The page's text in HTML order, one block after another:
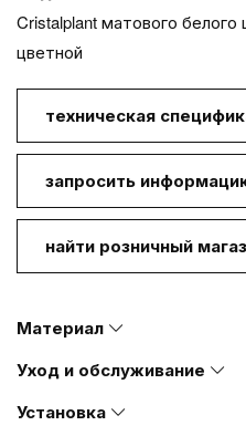
Cristalplant матового белого
цветной
техническая
запросить
найти розничный
Материал
Уход и обслуживание
Установка